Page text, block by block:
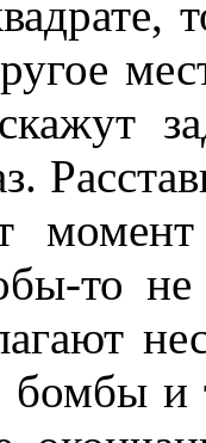
момент
то не
бомбы